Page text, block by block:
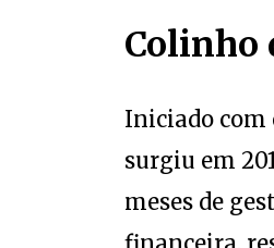
Colinho
surgiu em
meses de
financeira,